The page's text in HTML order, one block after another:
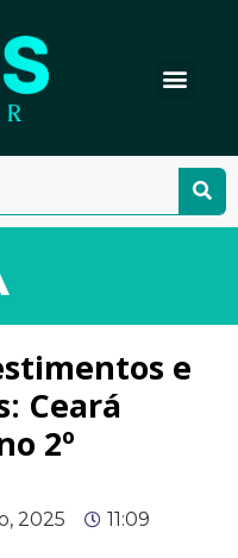
e
Ceará
2º
2025 11:09